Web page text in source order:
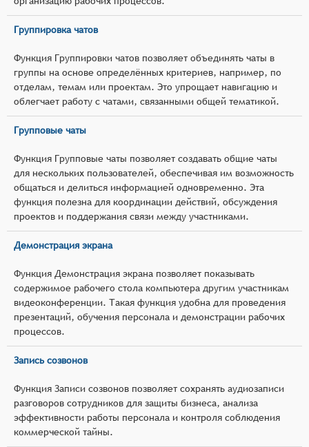
Группировка чатов
Функция Группировки чатов позволяет объединять чаты в
группы на основе определённых критериев, например, по
отделам, темам или проектам. Это упрощает навигацию и
облегчает работу с чатами, связанными общей тематикой.
Групповые чаты
Функция Групповые чаты позволяет создавать общие чаты
для нескольких пользователей, обеспечивая им возможность
общаться и делиться информацией одновременно. Эта
функция полезна для координации действий, обсуждения
проектов и поддержания связи между участниками.
Демонстрация экрана
Функция Демонстрация экрана позволяет показывать
содержимое рабочего стола компьютера другим участникам
видеоконференции. Такая функция удобна для проведения
презентаций, обучения персонала и демонстрации рабочих
процессов.
Запись созвонов
Функция Записи созвонов позволяет сохранять аудиозаписи
разговоров сотрудников для защиты бизнеса, анализа
эффективности работы персонала и контроля соблюдения
коммерческой тайны.